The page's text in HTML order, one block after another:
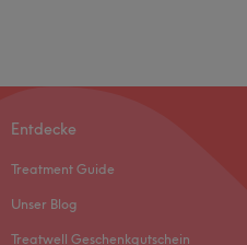
Entdecke
Treatment Guide
Unser Blog
Treatwell Geschenkgutschein